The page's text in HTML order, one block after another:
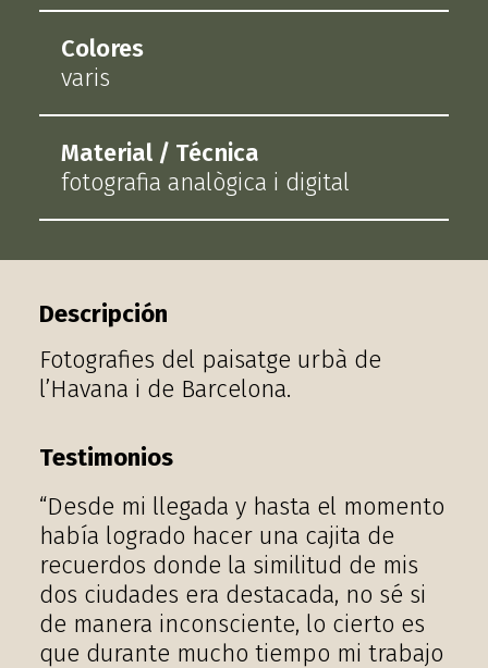
Colores
varis
Material / Técnica
fotografia analògica i digital
Descripción
Fotografies del paisatge urbà de
l’Havana i de Barcelona.
Testimonios
“Desde mi llegada y hasta el momento
había logrado hacer una cajita de
recuerdos donde la similitud de mis
dos ciudades era destacada, no sé si
de manera inconsciente, lo cierto es
que durante mucho tiempo mi trabajo